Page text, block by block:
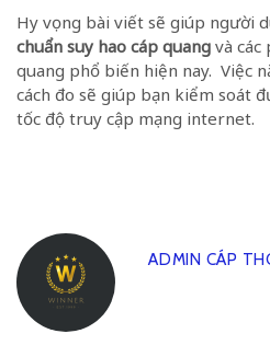
Hy vọng bài viết sẽ giúp người
chuẩn suy hao cáp quang và các
quang phổ biến hiện nay. Việc
cách đo sẽ giúp bạn kiểm soát
tốc độ truy cập mạng internet.
ADMIN CÁP